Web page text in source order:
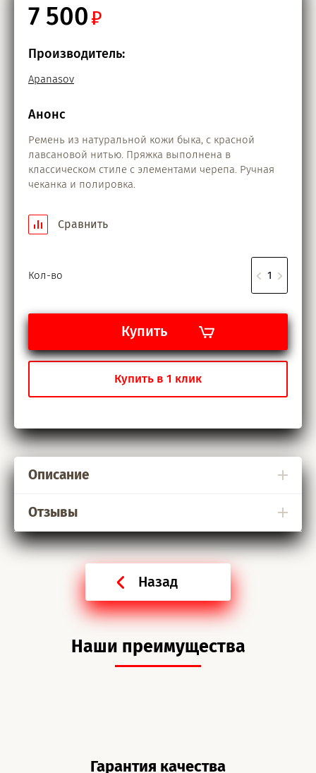
Наши преимущества
Гарантия качества
7 500
Производитель:
Apanasov
Анонс
Ремень из натуральной кожи быка, с красной
лавсановой нитью. Пряжка выполнена в
классическом стиле с элементами черепа. Ручная
чеканка и полировка.
Сравнить
Кол-во
Купить
Купить в 1 клик
Описание
Отзывы
Назад